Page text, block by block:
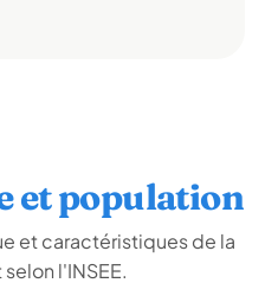
et population
et caractéristiques de la
l'INSEE.